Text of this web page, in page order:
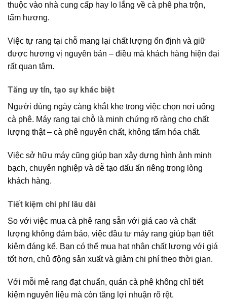
thuộc vào nhà cung cấp hay lo lắng về cà phê pha trộn,
tẩm hương.
Việc tự rang tại chỗ mang lại chất lượng ổn định và giữ
được hương vị nguyên bản – điều mà khách hàng hiện đại
rất quan tâm.
Tăng uy tín, tạo sự khác biệt
Người dùng ngày càng khắt khe trong việc chọn nơi uống
cà phê. Máy rang tại chỗ là minh chứng rõ ràng cho chất
lượng thật – cà phê nguyên chất, không tẩm hóa chất.
Việc sở hữu máy cũng giúp bạn xây dựng hình ảnh minh
bạch, chuyên nghiệp và dễ tạo dấu ấn riêng trong lòng
khách hàng.
Tiết kiệm chi phí lâu dài
So với việc mua cà phê rang sẵn với giá cao và chất
lượng không đảm bảo, việc đầu tư máy rang giúp bạn tiết
kiệm đáng kể. Bạn có thể mua hạt nhân chất lượng với giá
tốt hơn, chủ động sản xuất và giảm chi phí theo thời gian.
Với mỗi mẻ rang đạt chuẩn, quán cà phê không chỉ tiết
kiệm nguyên liệu mà còn tăng lợi nhuận rõ rệt.